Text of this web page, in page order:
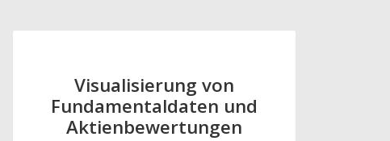
Visualisierung von
Fundamentaldaten und
Aktienbewertungen